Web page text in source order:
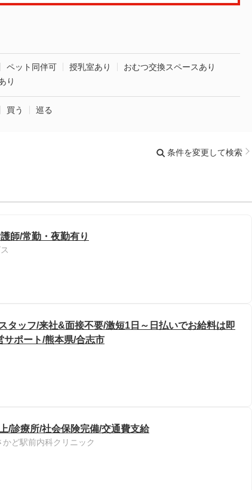
ペット同伴可 授乳室あり
おむつ交換スペースあり
り
買う 巡る
条件を変更して検索
師/常勤・夜勤有り
タッフ/来社&面接不要/激短1日～日払いでお給料は即
ポート/熊本県/合志市
/診療所/社会保険完備/交通費支給
ど駅前内科クリニック